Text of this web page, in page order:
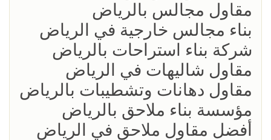
مقاول مجالس بالرياض
بناء مجالس خارجية في الرياض
شركة بناء استراحات بالرياض
مقاول شاليهات في الرياض
مقاول دهانات وتشطيبات بالرياض
مؤسسة بناء ملاحق بالرياض
أفضل مقاول ملاحق في الرياض